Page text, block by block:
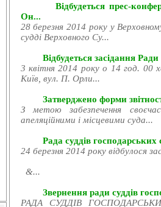
Відбудеться прес-
Он...
28 березня 2014 року у
судді Верховного Су...
Відбудеться засідання
3 квітня 2014 року о 14 год. 00
Київ, вул. П. Орли...
Затверджено форми
З метою забезпечення
апеляційними і місцевими суда...
Рада суддів господарських
24 березня 2014 року відбулося
&...
Звернення ради суддів
РАДА СУДДІВ